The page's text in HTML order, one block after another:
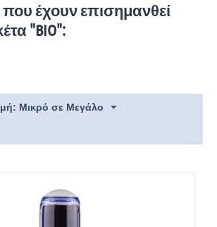
που έχουν επισημανθεί
"BIO":
Μικρό σε Μεγάλο